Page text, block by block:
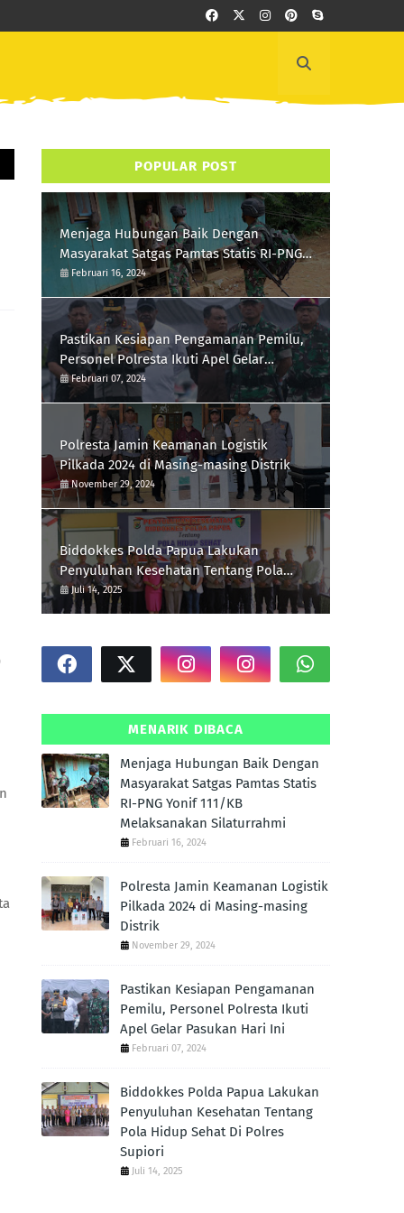
POPULAR POST
Menjaga Hubungan Baik Dengan
Masyarakat Satgas Pamtas Statis RI-PNG
Yonif 111/KB Melaksanakan Silaturrahmi
Februari 16, 2024
Pastikan Kesiapan Pengamanan Pemilu,
Personel Polresta Ikuti Apel Gelar
Pasukan Hari Ini
Februari 07, 2024
Polresta Jamin Keamanan Logistik
Pilkada 2024 di Masing-masing Distrik
November 29, 2024
Biddokkes Polda Papua Lakukan
Penyuluhan Kesehatan Tentang Pola
Hidup Sehat Di Polres Supiori
Juli 14, 2025
MENARIK DIBACA
Menjaga Hubungan Baik Dengan
Masyarakat Satgas Pamtas Statis
RI-PNG Yonif 111/KB
Melaksanakan Silaturrahmi
Februari 16, 2024
Polresta Jamin Keamanan Logistik
Pilkada 2024 di Masing-masing
Distrik
November 29, 2024
Pastikan Kesiapan Pengamanan
Pemilu, Personel Polresta Ikuti
Apel Gelar Pasukan Hari Ini
Februari 07, 2024
Biddokkes Polda Papua Lakukan
Penyuluhan Kesehatan Tentang
Pola Hidup Sehat Di Polres
Supiori
Juli 14, 2025